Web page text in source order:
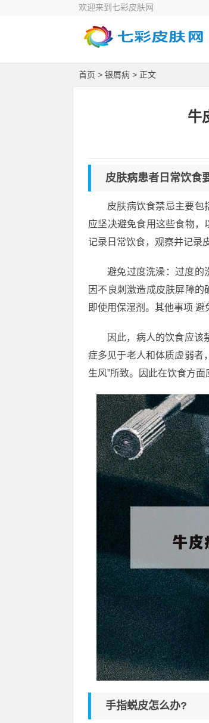
欢迎来到七彩皮肤网
首页 > 银屑病 > 正文
牛
皮肤病患者日常饮食
皮肤病饮食禁忌主要包
应坚决避免食用这些食物，
记录日常饮食，观察并记录
避免过度洗澡：过度的
因不良刺激造成皮肤屏障
即使用保湿剂。其他事项
因此，病人的饮食应该
症多见于老人和体质虚弱者
生风”所致。因此在饮食方
手指蜕皮怎么办?